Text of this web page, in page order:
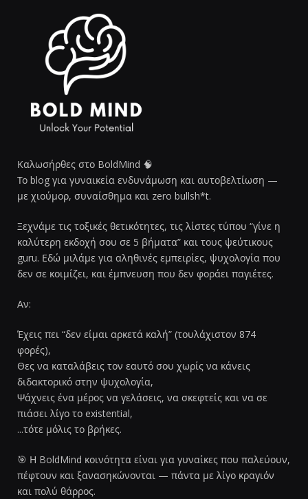
Καλωσήρθες στο BoldMind 🧠
Το blog για γυναικεία ενδυνάμωση και αυτοβελτίωση —
με χιούμορ, συναίσθημα και zero bullsh*t.
Ξεχνάμε τις τοξικές θετικότητες, τις λίστες τύπου “γίνε η
καλύτερη εκδοχή σου σε 5 βήματα” και τους ψεύτικους
guru. Εδώ μιλάμε για αληθινές εμπειρίες, ψυχολογία που
δεν σε κοιμίζει, και έμπνευση που δεν φοράει παγιέτες.
Αν:
Έχεις πει “δεν είμαι αρκετά καλή” (τουλάχιστον 874
φορές),
Θες να καταλάβεις τον εαυτό σου χωρίς να κάνεις
διδακτορικό στην ψυχολογία,
Ψάχνεις ένα μέρος να γελάσεις, να σκεφτείς και να σε
πιάσει λίγο το existential,
...τότε μόλις το βρήκες.
🎯 Η BoldMind κοινότητα είναι για γυναίκες που παλεύουν,
πέφτουν και ξανασηκώνονται — πάντα με λίγο κραγιόν
και πολύ θάρρος.